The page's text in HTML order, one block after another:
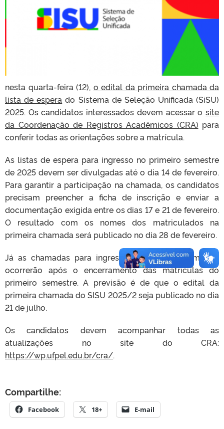
nesta quarta-feira (12), o edital da primeira chamada da
lista de espera do Sistema de Seleção Unificada (SiSU)
2025. Os candidatos interessados devem acessar o site
da Coordenação de Registros Acadêmicos (CRA) para
conferir todas as orientações sobre a matrícula.
As listas de espera para ingresso no primeiro semestre
de 2025 devem ser divulgadas até o dia 14 de fevereiro.
Para garantir a participação na chamada, os candidatos
precisam preencher a ficha de inscrição e enviar a
documentação exigida entre os dias 17 e 21 de fevereiro.
O resultado com os nomes dos matriculados na
primeira chamada será publicado no dia 28 de fevereiro.
Já as chamadas para ingresso no segundo semestre
ocorrerão após o encerramento das matrículas do
primeiro semestre. A previsão é de que o edital da
primeira chamada do SISU 2025/2 seja publicado no dia
21 de julho.
Os candidatos devem acompanhar todas as
atualizações no site do CRA:
https://wp.ufpel.edu.br/cra/.
Compartilhe:
Facebook 18+ E-mail